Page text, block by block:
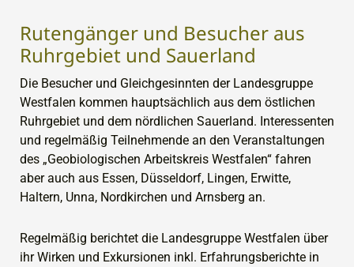
Rutengänger und Besucher aus
Ruhrgebiet und Sauerland
Die Besucher und Gleichgesinnten der Landesgruppe
Westfalen kommen hauptsächlich aus dem östlichen
Ruhrgebiet und dem nördlichen Sauerland. Interessenten
und regelmäßig Teilnehmende an den Veranstaltungen
des „Geobiologischen Arbeitskreis Westfalen“ fahren
aber auch aus Essen, Düsseldorf, Lingen, Erwitte,
Haltern, Unna, Nordkirchen und Arnsberg an.
Regelmäßig berichtet die Landesgruppe Westfalen über
ihr Wirken und Exkursionen inkl. Erfahrungsberichte in